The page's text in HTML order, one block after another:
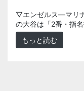
▽エンゼルス―マリ
の大谷は「2番・指
もっと読む